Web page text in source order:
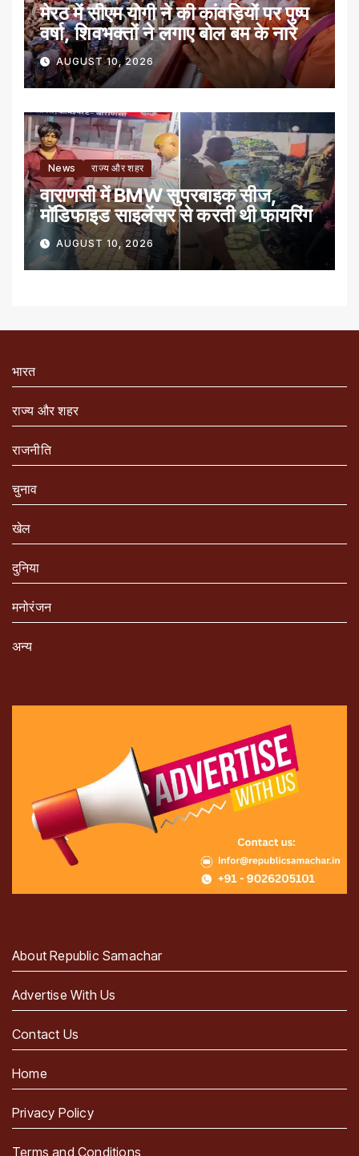
मेरठ में सीएम योगी ने की कांवड़ियों पर पुष्प
वर्षा, शिवभक्तों ने लगाए बोल बम के नारे
AUGUST 10, 2026
News राज्य और शहर
वाराणसी में BMW सुपरबाइक सीज,
मॉडिफाइड साइलेंसर से करती थी फायरिंग
AUGUST 10, 2026
भारत
राज्य और शहर
राजनीति
चुनाव
खेल
दुनिया
मनोरंजन
अन्य
About Republic Samachar
Advertise With Us
Contact Us
Home
Privacy Policy
Terms and Conditions